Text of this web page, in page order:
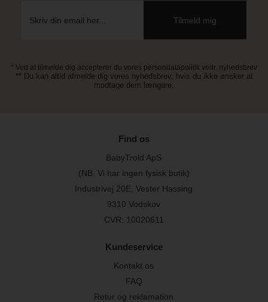
* Ved at tilmelde dig accepterer du vores persondatapolitik vedr. nyhedsbrev
** Du kan altid afmelde dig vores nyhedsbrev, hvis du ikke ønsker at
modtage dem længere.
Find os
BabyTrold ApS
(NB. Vi har ingen fysisk butik)
Industrivej 20E, Vester Hassing
9310 Vodskov
CVR: 10020611
Kundeservice
Kontakt os
FAQ
Retur og reklamation